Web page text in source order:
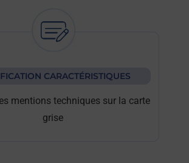
CARACTÉRISTIQUES
mentions techniques sur la carte
grise